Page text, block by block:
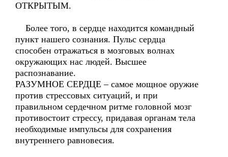
ОТКРЫТЫМ.
Более того, в сердце находится командный
пункт нашего сознания. Пульс сердца
способен отражаться в мозговых волнах
окружающих нас людей. Высшее
распознавание.
РАЗУМНОЕ СЕРДЦЕ – самое мощное оружие
против стрессовых ситуаций, и при
правильном сердечном ритме головной мозг
противостоит стрессу, придавая органам тела
необходимые импульсы для сохранения
внутреннего равновесия.